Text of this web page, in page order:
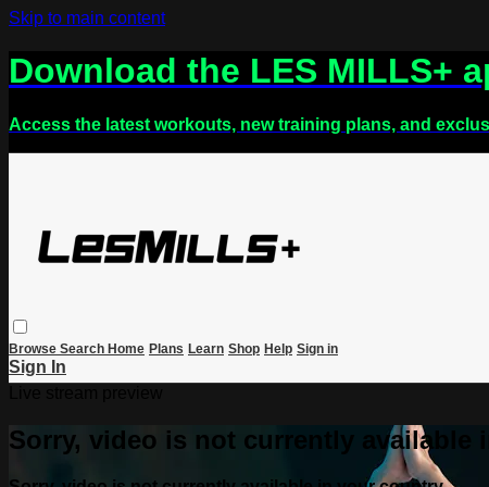
Skip to main content
Download the LES MILLS+
Access the latest workouts, new training plans, and
Browse Search Home Plans Learn Shop Help Sign in
Sign In
Sorry, video is not currently available